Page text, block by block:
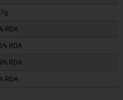
RDA
RDA
RDA
RDA